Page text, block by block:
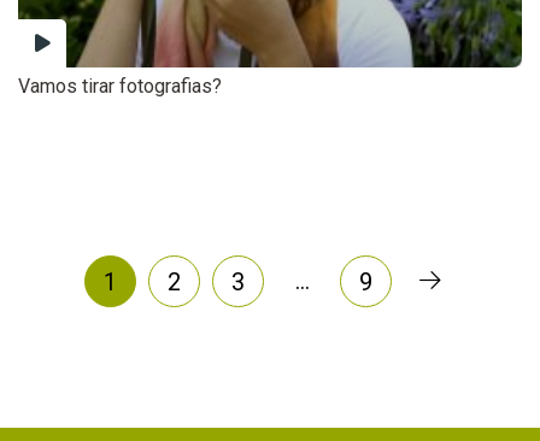
Vamos tirar fotografias?
1 2 3 … 9